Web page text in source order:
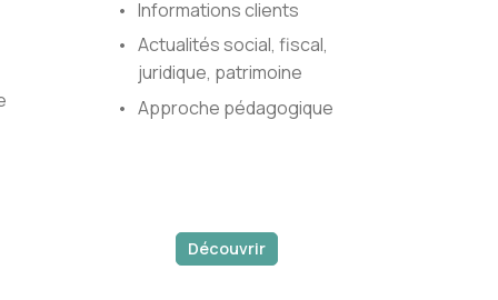
Informations clients
Actualités social, fiscal,
juridique, patrimoine
Approche pédagogique
Découvrir